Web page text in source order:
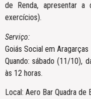
de Renda, apresentar a
exercícios).
Serviço:
Goiás Social em Aragarças
Quando: sábado (11/10),
às 12 horas.
Local: Aero Bar Quadra de